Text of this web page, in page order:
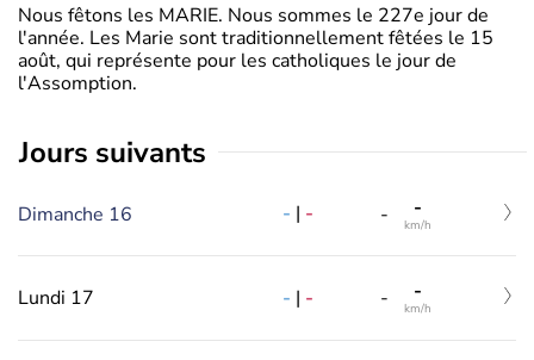
Nous fêtons les MARIE. Nous sommes le 227e jour de
l'année. Les Marie sont traditionnellement fêtées le 15
août, qui représente pour les catholiques le jour de
l'Assomption.
jours suivants
Dimanche 16 - | - - -
km/h
Lundi 17 - | - - -
km/h